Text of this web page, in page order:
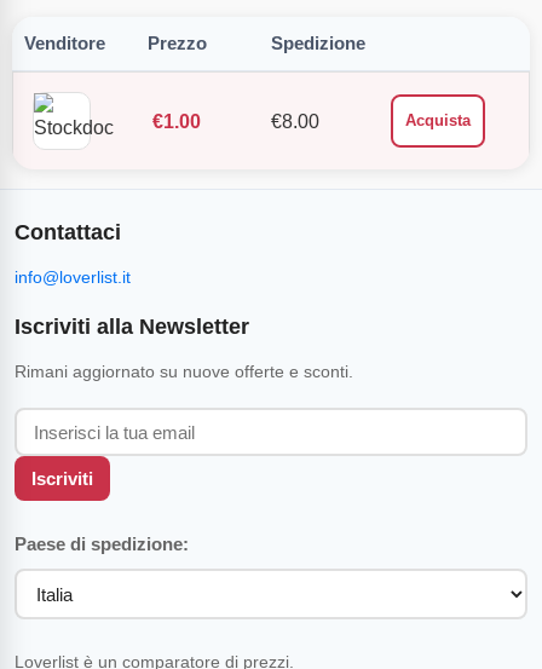
Venditore Prezzo Spedizione
€1.00 €8.00 Acquista
Contattaci
info@loverlist.it
Iscriviti alla Newsletter
Rimani aggiornato su nuove offerte e sconti.
Iscriviti
Paese di spedizione:
Loverlist è un comparatore di prezzi.